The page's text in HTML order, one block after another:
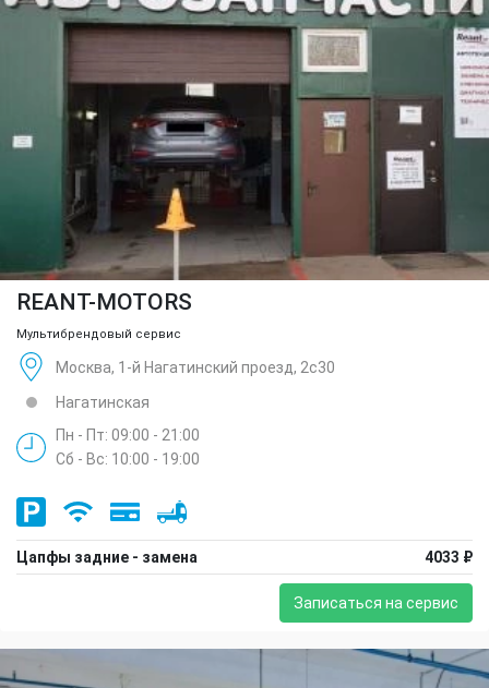
REANT-MOTORS
Мультибрендовый сервис
Москва, 1-й Нагатинский проезд, 2с30
Нагатинская
Пн - Пт: 09:00 - 21:00
Сб - Вс: 10:00 - 19:00
Цапфы задние - замена 4033 ₽
Записаться на сервис